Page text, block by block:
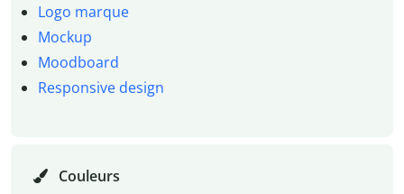
Logo marque
Mockup
Moodboard
Responsive design
Couleurs